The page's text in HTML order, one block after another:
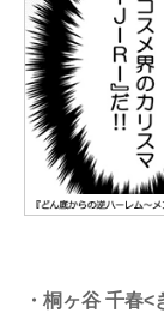
・桐ヶ谷 千春